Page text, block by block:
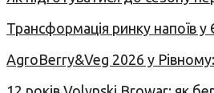
Трансформація ринку напоїв у
AgroBerry&Veg 2026 у Рівному: